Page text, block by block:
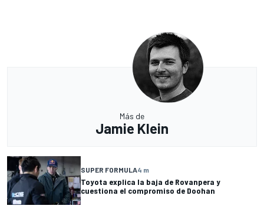
Más de
Jamie Klein
SUPER FORMULA4 m
Toyota explica la baja de Rovanpera y
cuestiona el compromiso de Doohan